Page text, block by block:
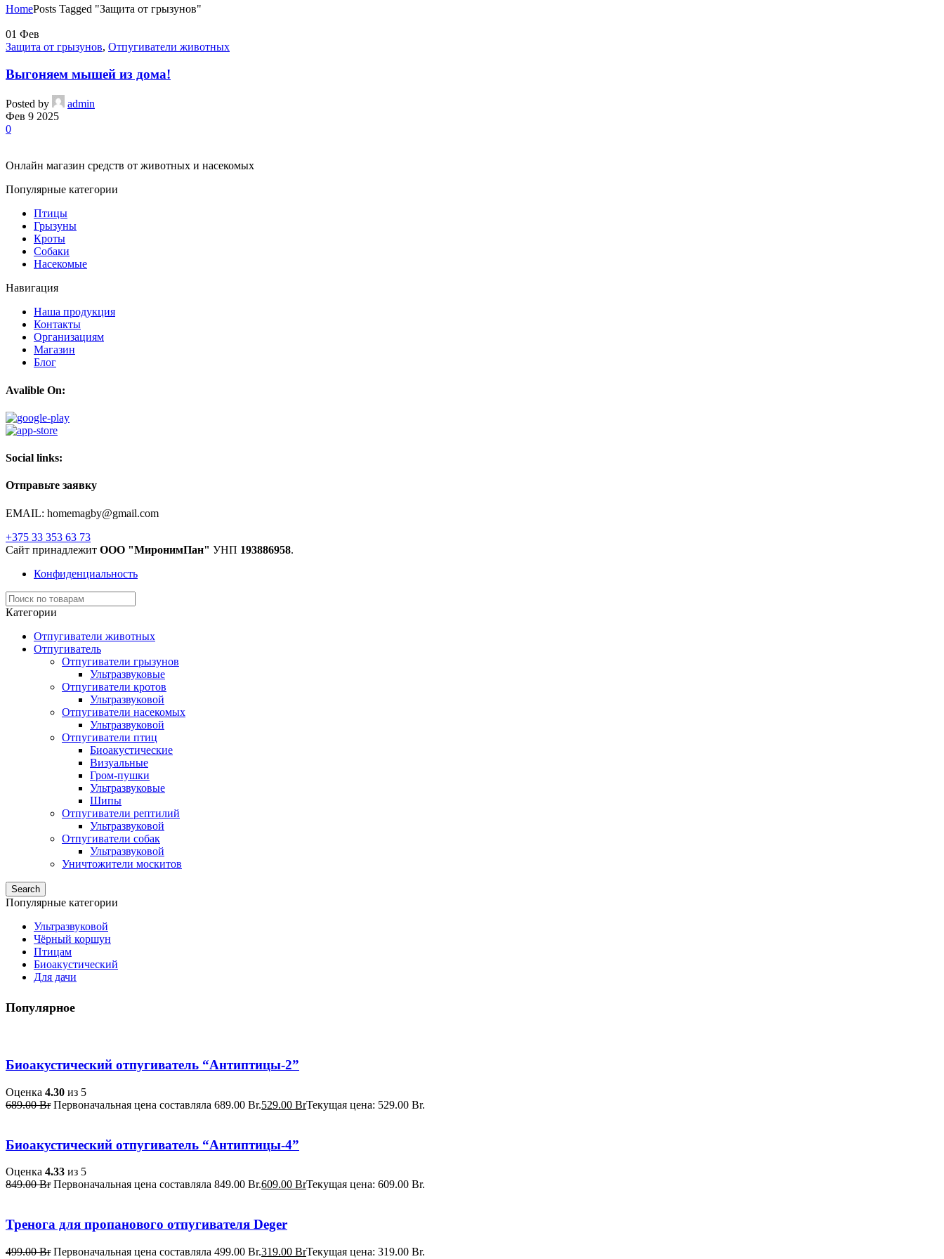
HomePosts Tagged "Защита от грызунов"
01 Фев
Защита от грызунов, Отпугиватели животных
Выгоняем мышей из дома!
Posted by
admin
Фев 9 2025
0
Онлайн магазин средств от животных и насекомых
Популярные категории
Птицы
Грызуны
Кроты
Собаки
Насекомые
Навигация
Наша продукция
Контакты
Организациям
Магазин
Блог
Avalible On:
Social links:
Отправьте заявку
EMAIL: homemagby@gmail.com
+375 33 353 63 73
Сайт принадлежит ООО "МиронимПан" УНП 193886958.
Конфиденциальность
Категории
Отпугиватели животных
Отпугиватель
Отпугиватели грызунов
Ультразвуковые
Отпугиватели кротов
Ультразвуковой
Отпугиватели насекомых
Ультразвуковой
Отпугиватели птиц
Биоакустические
Визуальные
Гром-пушки
Ультразвуковые
Шипы
Отпугиватели рептилий
Ультразвуковой
Отпугиватели собак
Ультразвуковой
Уничтожители москитов
Search
Популярные категории
Ультразвуковой
Чёрный коршун
Птицам
Биоакустический
Для дачи
Популярное
Биоакустический отпугиватель “Антиптицы-2”
Оценка 4.30 из 5
689.00Br Первоначальная цена составляла 689.00 Br.529.00 BrТекущая цена: 529.00 Br.
Биоакустический отпугиватель “Антиптицы-4”
Оценка 4.33 из 5
849.00Br Первоначальная цена составляла 849.00 Br.609.00 BrТекущая цена: 609.00 Br.
Тренога для пропанового отпугивателя Deger
499.00Br Первоначальная цена составляла 499.00 Br.319.00 BrТекущая цена: 319.00 Br.